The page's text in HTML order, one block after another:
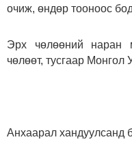
очиж, өндөр тооноос
Эрх чөлөөний наран
чөлөөт, тусгаар Монгол
Анхаарал хандуулсанд